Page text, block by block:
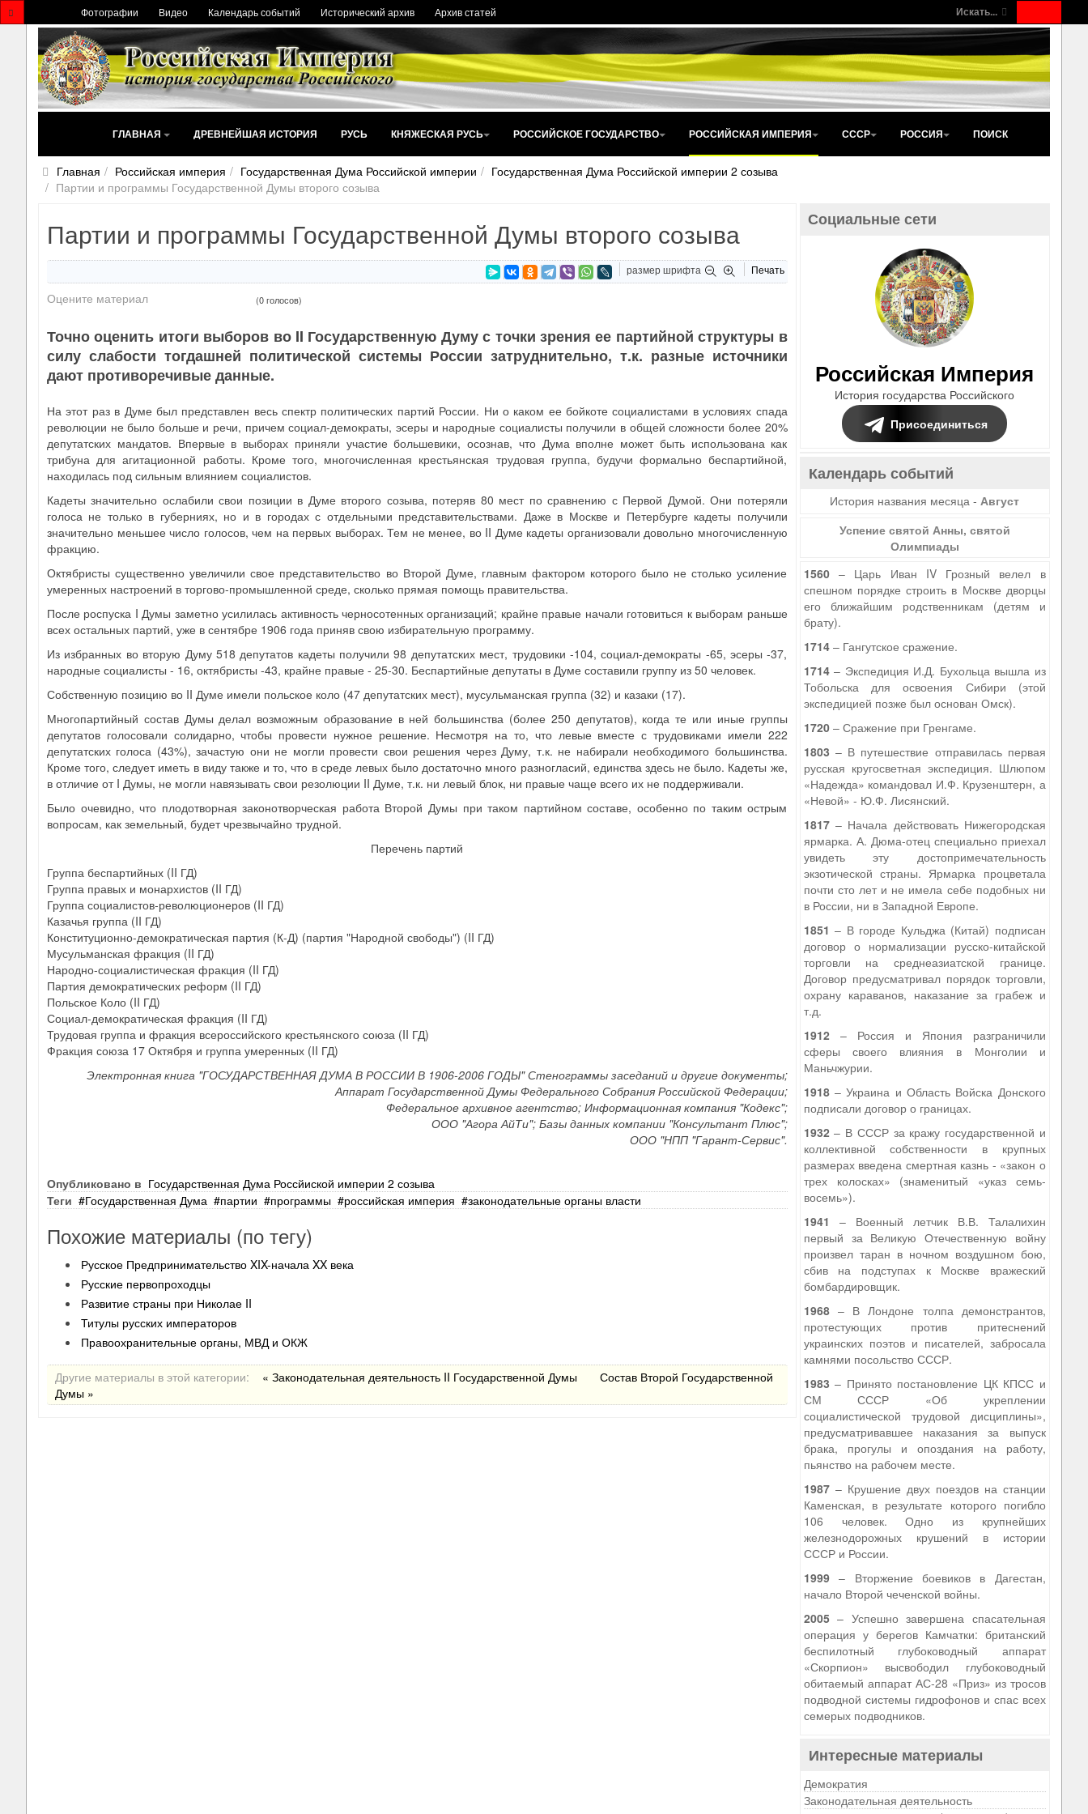
Искать...
Фотографии Видео Календарь событий Исторический архив Архив статей
ГЛАВНАЯ ДРЕВНЕЙШАЯ ИСТОРИЯ РУСЬ КНЯЖЕСКАЯ РУСЬ РОССИЙСКОЕ ГОСУДАРСТВО РОССИЙСКАЯ ИМПЕРИЯ СССР РОССИЯ ПОИСК
Главная Российская империя Государственная Дума Российской империи
Государственная Дума Российской империи 2 созыва
Партии и программы Государственной Думы второго созыва
Партии и программы Государственной Думы второго созыва
размер шрифта Печать
Оцените материал (0 голосов)
Точно оценить итоги выборов во II Государственную Думу с точки зрения ее партийной структуры в
силу слабости тогдашней политической системы России затруднительно, т.к. разные источники
дают противоречивые данные.
На этот раз в Думе был представлен весь спектр политических партий России. Ни о каком ее бойкоте социалистами в условиях спада
революции не было больше и речи, причем социал-демократы, эсеры и народные социалисты получили в общей сложности более 20%
депутатских мандатов. Впервые в выборах приняли участие большевики, осознав, что Дума вполне может быть использована как
трибуна для агитационной работы. Кроме того, многочисленная крестьянская трудовая группа, будучи формально беспартийной,
находилась под сильным влиянием социалистов.
Кадеты значительно ослабили свои позиции в Думе второго созыва, потеряв 80 мест по сравнению с Первой Думой. Они потеряли
голоса не только в губерниях, но и в городах с отдельными представительствами. Даже в Москве и Петербурге кадеты получили
значительно меньшее число голосов, чем на первых выборах. Тем не менее, во II Думе кадеты организовали довольно многочисленную
фракцию.
Октябристы существенно увеличили свое представительство во Второй Думе, главным фактором которого было не столько усиление
умеренных настроений в торгово-промышленной среде, сколько прямая помощь правительства.
После роспуска I Думы заметно усилилась активность черносотенных организаций; крайне правые начали готовиться к выборам раньше
всех остальных партий, уже в сентябре 1906 года приняв свою избирательную программу.
Из избранных во вторую Думу 518 депутатов кадеты получили 98 депутатских мест, трудовики -104, социал-демократы -65, эсеры -37,
народные социалисты - 16, октябристы -43, крайне правые - 25-30. Беспартийные депутаты в Думе составили группу из 50 человек.
Собственную позицию во II Думе имели польское коло (47 депутатских мест), мусульманская группа (32) и казаки (17).
Многопартийный состав Думы делал возможным образование в ней большинства (более 250 депутатов), когда те или иные группы
депутатов голосовали солидарно, чтобы провести нужное решение. Несмотря на то, что левые вместе с трудовиками имели 222
депутатских голоса (43%), зачастую они не могли провести свои решения через Думу, т.к. не набирали необходимого большинства.
Кроме того, следует иметь в виду также и то, что в среде левых было достаточно много разногласий, единства здесь не было. Кадеты же,
в отличие от I Думы, не могли навязывать свои резолюции II Думе, т.к. ни левый блок, ни правые чаще всего их не поддерживали.
Было очевидно, что плодотворная законотворческая работа Второй Думы при таком партийном составе, особенно по таким острым
вопросам, как земельный, будет чрезвычайно трудной.
Перечень партий
Группа беспартийных (II ГД)
Группа правых и монархистов (II ГД)
Группа социалистов-революционеров (II ГД)
Казачья группа (II ГД)
Конституционно-демократическая партия (К-Д) (партия "Народной свободы") (II ГД)
Мусульманская фракция (II ГД)
Народно-социалистическая фракция (II ГД)
Партия демократических реформ (II ГД)
Польское Коло (II ГД)
Социал-демократическая фракция (II ГД)
Трудовая группа и фракция всероссийского крестьянского союза (II ГД)
Фракция союза 17 Октября и группа умеренных (II ГД)
Электронная книга "ГОСУДАРСТВЕННАЯ ДУМА В РОССИИ В 1906-2006 ГОДЫ" Стенограммы заседаний и другие документы;
Аппарат Государственной Думы Федерального Собрания Российской Федерации;
Федеральное архивное агентство; Информационная компания "Кодекс";
ООО "Агора АйТи"; Базы данных компании "Консультант Плюс";
ООО "НПП "Гарант-Сервис".
Опубликовано в Государственная Дума Россйиской империи 2 созыва
Теги
Государственная Дума партии программы российская империя законодательные органы власти
Похожие материалы (по тегу)
Русское Предпринимательство XIX-начала XX века
Русские первопроходцы
Развитие страны при Николае II
Титулы русских императоров
Правоохранительные органы, МВД и ОКЖ
Другие материалы в этой категории: « Законодательная деятельность II Государственной Думы
Состав Второй Государственной
Думы »
Социальные сети
Российская Империя
История государства Российского
Присоединиться
Календарь событий
История названия месяца -Август
Успение святой Анны, святой
Олимпиады
1560– Царь Иван IV Грозный велел в
спешном порядке строить в Москве дворцы
его ближайшим родственникам (детям и
брату).
1714– Гангутское сражение.
1714– Экспедиция И.Д. Бухольца вышла из
Тобольска для освоения Сибири (этой
экспедицией позже был основан Омск).
1720– Сражение при Гренгаме.
1803 – В путешествие отправилась первая
русская кругосветная экспедиция. Шлюпом
«Надежда» командовал И.Ф. Крузенштерн, а
«Невой» - Ю.Ф. Лисянский.
1817– Начала действовать Нижегородская
ярмарка. А. Дюма-отец специально приехал
увидеть эту достопримечательность
экзотической страны. Ярмарка процветала
почти сто лет и не имела себе подобных ни
в России, ни в Западной Европе.
1851 – В городе Кульджа (Китай) подписан
договор о нормализации русско-китайской
торговли на среднеазиатской границе.
Договор предусматривал порядок торговли,
охрану караванов, наказание за грабеж и
т.д.
1912– Россия и Япония разграничили
сферы своего влияния в Монголии и
Маньчжурии.
1918– Украина и Область Войска Донского
подписали договор о границах.
1932– В СССР за кражу государственной и
коллективной собственности в крупных
размерах введена смертная казнь - «закон о
трех колосках» (знаменитый «указ семь-
восемь»).
1941 – Военный летчик В.В. Талалихин
первый за Великую Отечественную войну
произвел таран в ночном воздушном бою,
сбив на подступах к Москве вражеский
бомбардировщик.
1968– В Лондоне толпа демонстрантов,
протестующих против притеснений
украинских поэтов и писателей, забросала
камнями посольство СССР.
1983 – Принято постановление ЦК КПСС и
СМ СССР «Об укреплении
социалистической трудовой дисциплины»,
предусматривавшее наказания за выпуск
брака, прогулы и опоздания на работу,
пьянство на рабочем месте.
1987– Крушение двух поездов на станции
Каменская, в результате которого погибло
106 человек. Одно из крупнейших
железнодорожных крушений в истории
СССР и России.
1999– Вторжение боевиков в Дагестан,
начало Второй чеченской войны.
2005– Успешно завершена спасательная
операция у берегов Камчатки: британский
беспилотный глубоководный аппарат
«Скорпион» высвободил глубоководный
обитаемый аппарат АС-28 «Приз» из тросов
подводной системы гидрофонов и спас всех
семерых подводников.
Интересные материалы
Демократия
Законодательная деятельность